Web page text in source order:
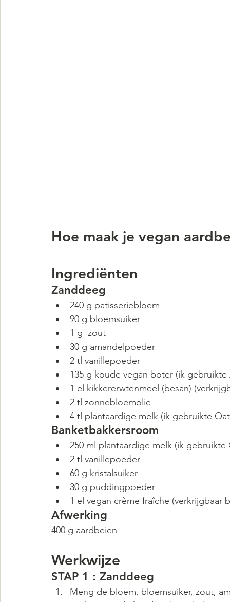
Hoe maak je vegan
Ingrediënten
Zanddeeg
240 g patisseriebloem
90 g bloemsuiker
1 g  zout
30 g amandelpoeder
2 tl vanillepoeder
135 g koude vegan boter (ik
1 el kikkererwtenmeel (besan)
2 tl zonnebloemolie
4 tl plantaardige melk (ik gebruikte
Banketbakkersroom
250 ml plantaardige melk (ik gebruikte
2 tl vanillepoeder
60 g kristalsuiker
30 g puddingpoeder
1 el vegan crème fraîche (verkrijgbaar
Afwerking
400 g aardbeien
Werkwijze
STAP 1 : Zanddeeg
Meng de bloem, bloemsuiker, zout,